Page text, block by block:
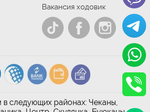
Вакансия ходовик
следующих районах: Чеканы,